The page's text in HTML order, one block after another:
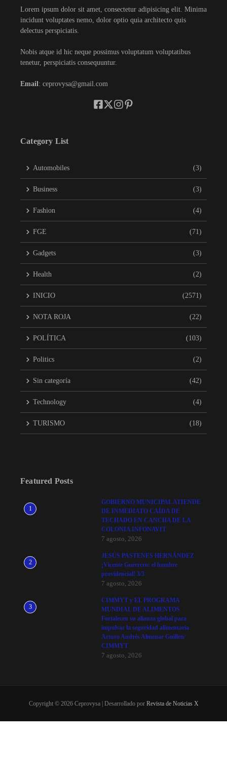
Lorem ipsum dolor sit amet, consectetur adipisicing elit. Minima
incidunt voluptates nemo, dolor optio quia architecto quis
delectus perspiciatis.
Nobis atque id hic neque possimus voluptatum voluptatibus
tenetur, perspiciatis consequuntur.
Email: ceprovysa@gmail.com
Category List
Automobiles (3)
Business (3)
Fashion (4)
FGE (71)
Gadgets (3)
Health (2)
INICIO (2571)
NOTA ROJA (22)
POLÍTICA (103)
Politics (2)
Sin categoría (42)
Technology (4)
TURISMO (18)
Featured Posts
1
GOBIERNO MUNICIPAL ATIENDE
DE INMEDIATO CAÍDA DE
TECHADO EN CANCHA DE LA
COLONIA INFONAVIT
7 agosto, 2026
2
JESÚS PASTENES HERNÁNDEZ
¡Vicente Guerrero: el hombre
providencial! 3/3
7 agosto, 2026
3
CIMMYT y EL PROGRAMA
MUNDIAL DE ALIMENTOS
Fortalecen su alianza global para
impulsar la seguridad alimentaria
Arturo Andrés Almenar Guillen/
CIMMYT
7 agosto, 2026
Copyright © 2026 Ceprovysa | Desarrollado por Revista de Noticias X